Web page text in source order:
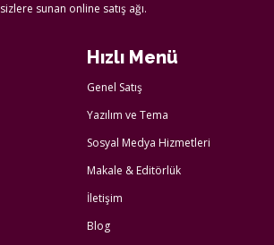
sizlere sunan online satış ağı.
Hızlı Menü
Genel Satış
Yazılım ve Tema
Sosyal Medya Hizmetleri
Makale & Editörlük
İletişim
Blog